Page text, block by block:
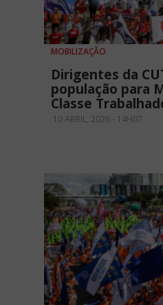
MOBILIZAÇÃO
Dirigentes da
população para
Classe
10 ABRIL, 2026 - 14H07